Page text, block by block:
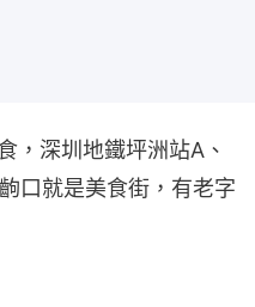
，深圳地鐵坪洲站A、
口就是美食街，有老字